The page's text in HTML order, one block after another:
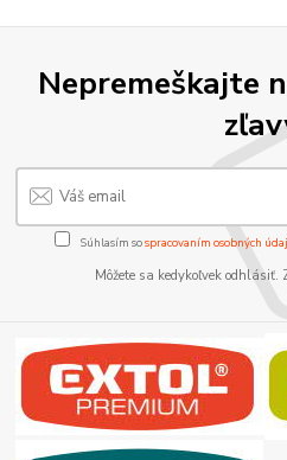
Nepremeškajte
Súhlasím sospracovaním osobných
Môžete sa kedykoľvek